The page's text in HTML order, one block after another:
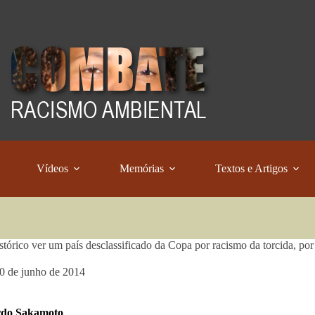
Vídeos Memórias Textos e Artigos
ver um país desclassificado da Copa por racismo da torcida,
de junho de 2014
Sakamoto